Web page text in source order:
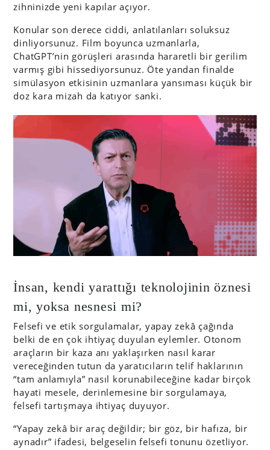
zihninizde yeni kapılar açıyor.
Konular son derece ciddi, anlatılanları soluksuz
dinliyorsunuz. Film boyunca uzmanlarla,
ChatGPT’nin görüşleri arasında hararetli bir gerilim
varmış gibi hissediyorsunuz. Öte yandan finalde
simülasyon etkisinin uzmanlara yansıması küçük bir
doz kara mizah da katıyor sanki.
İnsan, kendi yarattığı teknolojinin öznesi
mi, yoksa nesnesi mi?
Felsefi ve etik sorgulamalar, yapay zekâ çağında
belki de en çok ihtiyaç duyulan eylemler. Otonom
araçların bir kaza anı yaklaşırken nasıl karar
vereceğinden tutun da yaratıcıların telif haklarının
“tam anlamıyla” nasıl korunabileceğine kadar birçok
hayati mesele, derinlemesine bir sorgulamaya,
felsefi tartışmaya ihtiyaç duyuyor.
“Yapay zekâ bir araç değildir; bir göz, bir hafıza, bir
aynadır” ifadesi, belgeselin felsefi tonunu özetliyor.